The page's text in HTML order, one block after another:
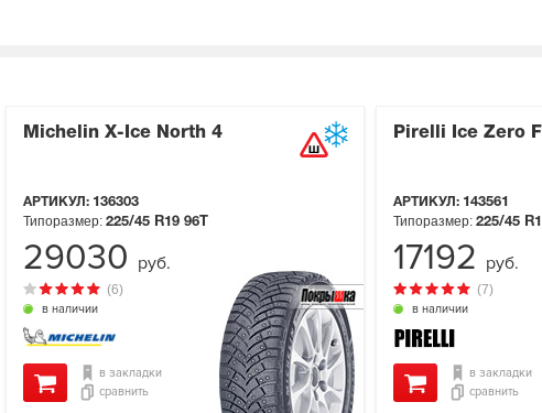
Michelin X-Ice North 4
АРТИКУЛ: 136303
в наличии
(6)
Типоразмер: 225/45 R19 96T
в закладки
сравнить
29030 руб.
Pirelli Ice Zero
АРТИКУЛ: 143561
в наличии
(7)
Типоразмер: 225/45
в закладки
сравнить
17192 руб.